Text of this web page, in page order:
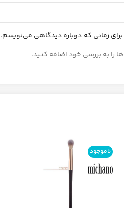
زمانی که دوباره دیدگاهی می‌نویسم.
را به بررسی خود اضافه کنید.
ناموجود